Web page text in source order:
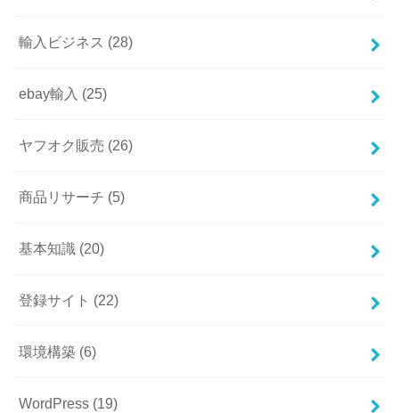
輸入ビジネス (28)
ebay輸入 (25)
ヤフオク販売 (26)
商品リサーチ (5)
基本知識 (20)
登録サイト (22)
環境構築 (6)
WordPress (19)